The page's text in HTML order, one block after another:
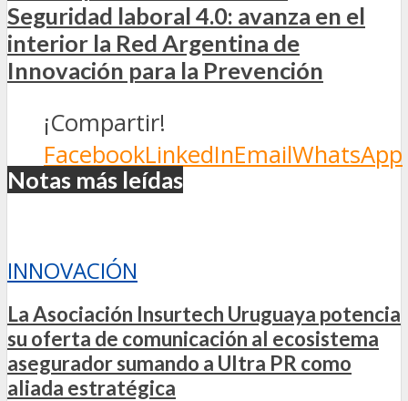
Seguridad laboral 4.0: avanza en el
interior la Red Argentina de
Innovación para la Prevención
¡Compartir!
FacebookLinkedInEmailWhatsApp
Notas más leídas
INNOVACIÓN
La Asociación Insurtech Uruguaya potencia
su oferta de comunicación al ecosistema
asegurador sumando a Ultra PR como
aliada estratégica